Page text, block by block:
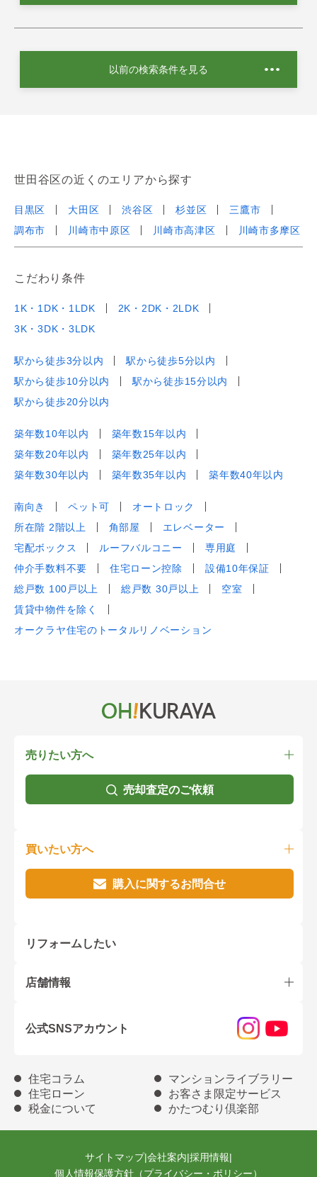
以前の検索条件を見る
世田谷区の近くのエリアから探す
目黒区 大田区 渋谷区 杉並区
三鷹市
調布市
川崎市中原区 川崎市高津区 川崎市多摩区
こだわり条件
1K・1DK・1LDK
2K・2DK・2LDK
3K・3DK・3LDK
駅から徒歩3分以内
駅から徒歩5分以内
駅から徒歩10分以内
駅から徒歩15分以内
駅から徒歩20分以内
築年数10年以内
築年数15年以内
築年数20年以内
築年数25年以内
築年数30年以内
築年数35年以内 築年数40年以内
南向き ペット可
オートロック
所在階 2階以上
角部屋
エレベーター
宅配ボックス
ルーフバルコニー
専用庭
仲介手数料不要
住宅ローン控除
設備10年保証
総戸数 100戸以上
総戸数 30戸以上
空室
賃貸中物件を除く
オークラヤ住宅のトータルリノベーション
売りたい方へ
売却査定のご依頼
買いたい方へ
購入に関するお問合せ
リフォームしたい
店舗情報
公式SNSアカウント
住宅コラム
マンションライブラリー
住宅ローン
お客さま限定サービス
税金について
かたつむり倶楽部
サイトマップ|会社案内|採用情報|
個人情報保護方針（プライバシー・ポリシー）